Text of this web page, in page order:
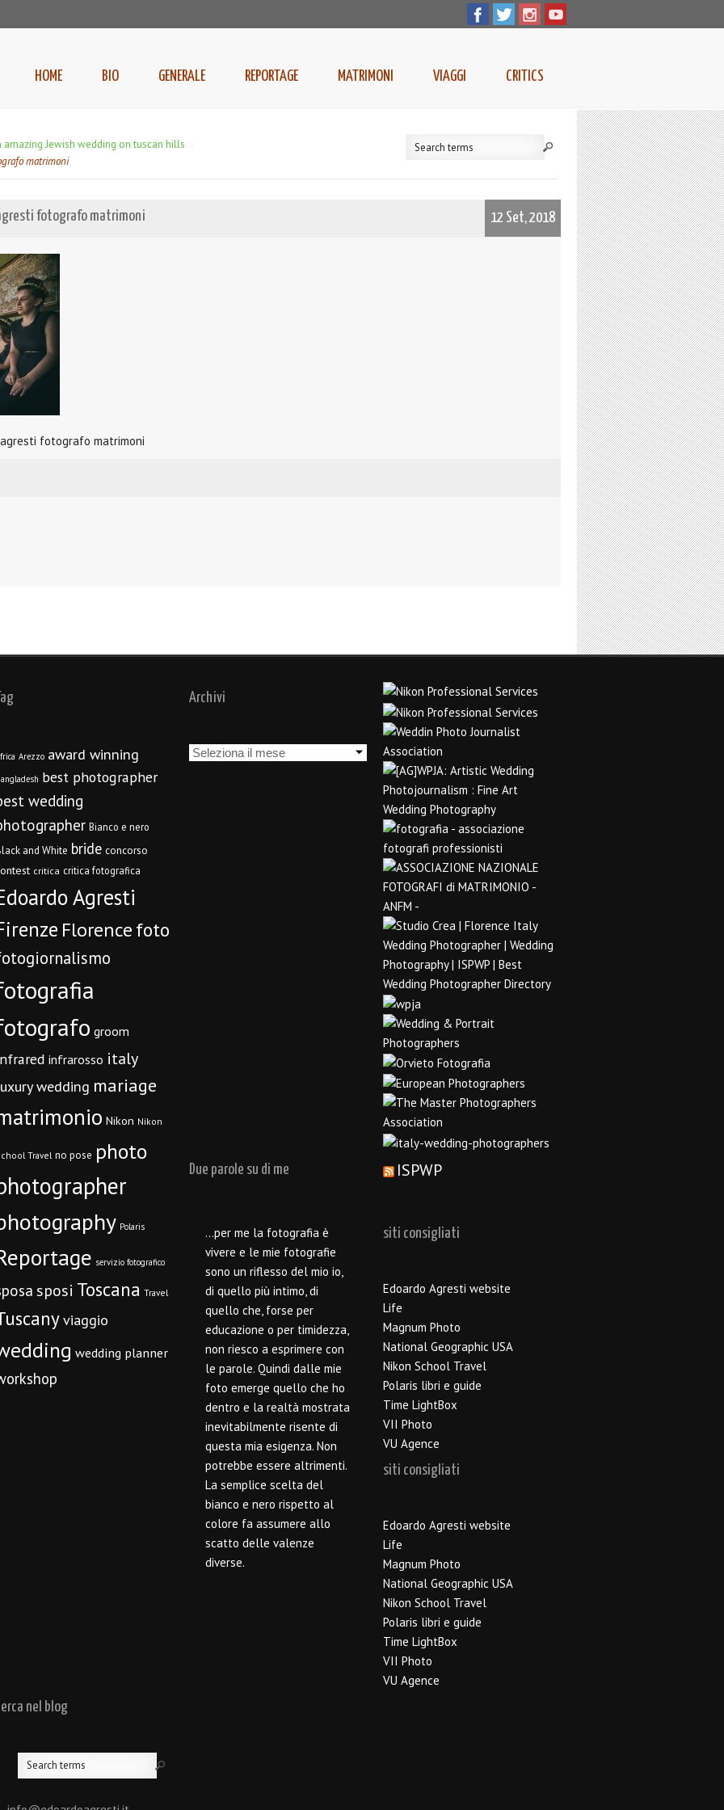
HOME BIO GENERALE REPORTAGE MATRIMONI VIAGGI CRITICS
Jewish wedding on tuscan hills
matrimoni
fotografo matrimoni 12 Set, 2018
fotografo matrimoni
Arezzo award winning
best photographer
wedding
Bianco e nero
and White bride concorso
critica critica fotografica
Agresti
Florencefoto
groom
infrarosso italy
wedding mariage
Nikon Nikon
Travel no pose photo
Polaris
servizio fotografico
sposi Toscana Travel
viaggio
wedding planner
Archivi
Archivi
Due parole su di me
…per me la fotografia è
vivere e le mie fotografie
sono un riflesso del mio io,
di quello più intimo, di
quello che, forse per
educazione o per timidezza,
non riesco a esprimere con
le parole. Quindi dalle mie
foto emerge quello che ho
dentro e la realtà mostrata
inevitabilmente risente di
questa mia esigenza. Non
potrebbe essere altrimenti.
La semplice scelta del
bianco e nero rispetto al
colore fa assumere allo
scatto delle valenze
diverse.
ISPWP
siti consigliati
Edoardo Agresti website
Life
Magnum Photo
National Geographic USA
Nikon School Travel
Polaris libri e guide
Time LightBox
VII Photo
VU Agence
siti consigliati
Edoardo Agresti website
Life
Magnum Photo
National Geographic USA
Nikon School Travel
Polaris libri e guide
Time LightBox
VII Photo
VU Agence
nel blog